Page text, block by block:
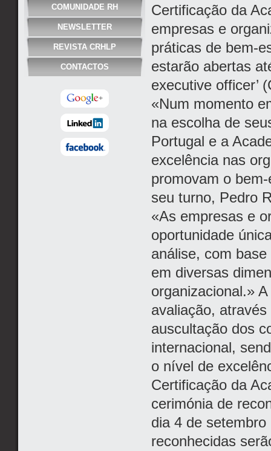
COMUNIDADE RH
NEWSLETTER
REVISTA CRHLP
CONTACTOS
Certificação da
empresas e
práticas de bem-
estarão abertas
executive officer’
«Num momento
na escolha de
Portugal e a
excelência nas
promovam o
seu turno, Pedro
«As empresas e
oportunidade
análise, com
em diversas
organizacional.»
avaliação,
auscultação dos
internacional,
o nível de
Certificação da
cerimónia de
dia 4 de
reconhecidas